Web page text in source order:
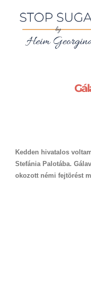
Kedden hivatalos
Stefánia Palotába.
okozott némi fejtörést